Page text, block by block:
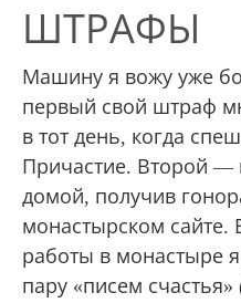
ШТРАФЫ
Машину я вожу уже
первый свой штраф
в тот день, когда
Причастие. Второй —
домой, получив
монастырском сайте.
работы в монастыре
пару «писем